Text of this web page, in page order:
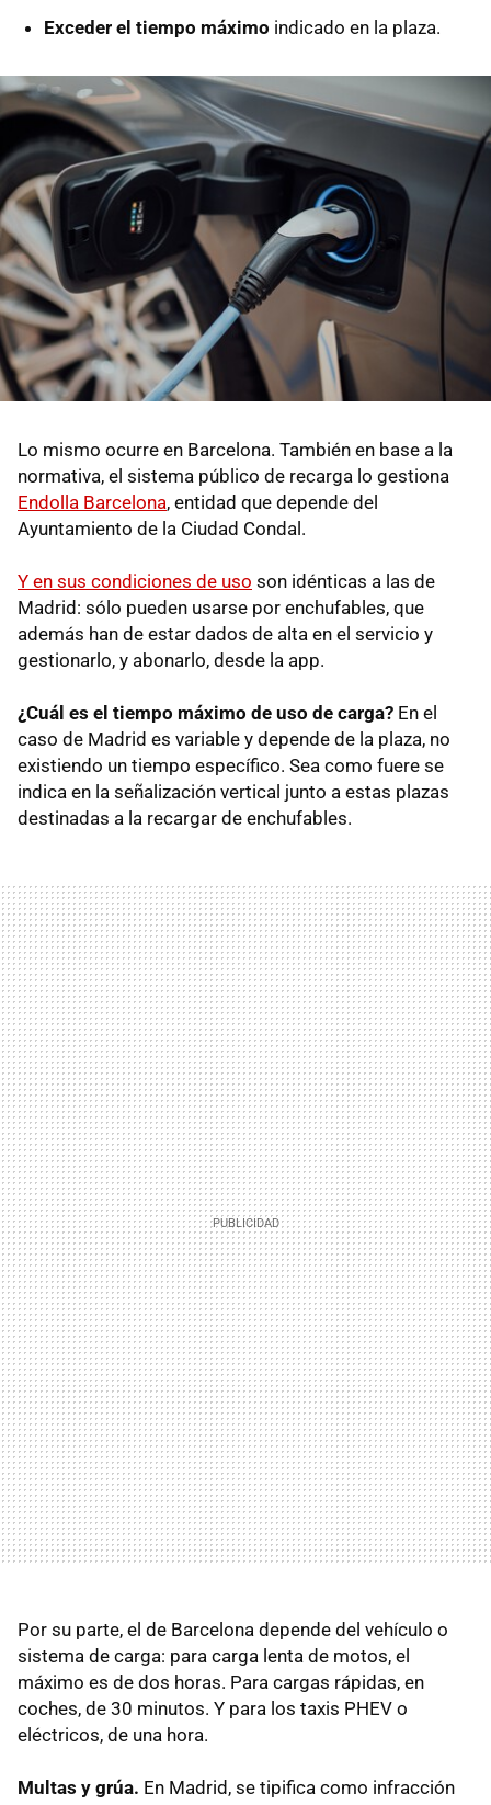
Exceder el tiempo máximo indicado en la plaza.
Lo mismo ocurre en Barcelona. También en base a la
normativa, el sistema público de recarga lo gestiona
Endolla Barcelona, entidad que depende del
Ayuntamiento de la Ciudad Condal.
Y en sus condiciones de uso son idénticas a las de
Madrid: sólo pueden usarse por enchufables, que
además han de estar dados de alta en el servicio y
gestionarlo, y abonarlo, desde la app.
¿Cuál es el tiempo máximo de uso de carga? En el
caso de Madrid es variable y depende de la plaza, no
existiendo un tiempo específico. Sea como fuere se
indica en la señalización vertical junto a estas plazas
destinadas a la recargar de enchufables.
Por su parte, el de Barcelona depende del vehículo o
sistema de carga: para carga lenta de motos, el
máximo es de dos horas. Para cargas rápidas, en
coches, de 30 minutos. Y para los taxis PHEV o
eléctricos, de una hora.
Multas y grúa. En Madrid, se tipifica como infracción